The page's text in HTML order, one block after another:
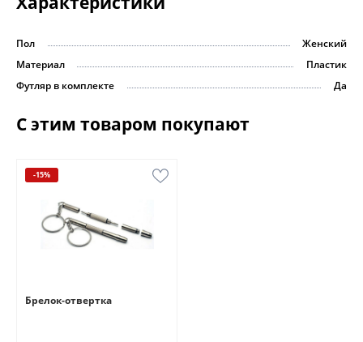
Пол
Женский
Материал
Пластик
Футляр в комплекте
Да
С этим товаром покупают
-15%
Брелок-отвертка